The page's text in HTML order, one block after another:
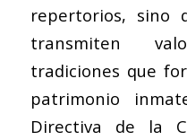
repertorios, sino
transmiten
tradiciones que
patrimonio
Directiva de la